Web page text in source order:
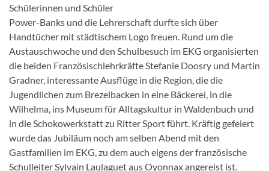
Schülerinnen und Schüler
Power-Banks und die Lehrerschaft durfte sich über
Handtücher mit städtischem Logo freuen. Rund um die
Austauschwoche und den Schulbesuch im EKG organisierten
die beiden Französischlehrkräfte Stefanie Doosry und Martin
Gradner, interessante Ausflüge in die Region, die die
Jugendlichen zum Brezelbacken in eine Bäckerei, in die
Wilhelma, ins Museum für Alltagskultur in Waldenbuch und
in die Schokowerkstatt zu Ritter Sport führt. Kräftig gefeiert
wurde das Jubiläum noch am selben Abend mit den
Gastfamilien im EKG, zu dem auch eigens der französische
Schulleiter Sylvain Laulaguet aus Oyonnax angereist ist.